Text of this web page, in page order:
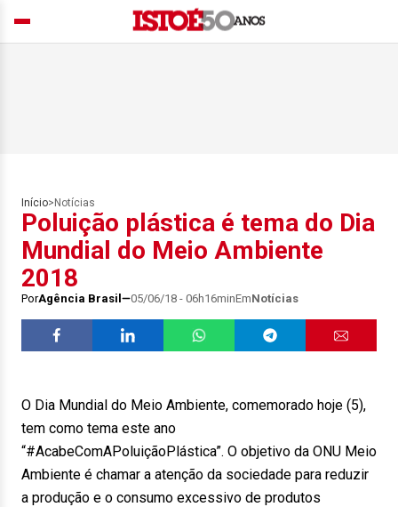
Início> Notícias
Poluição plástica é tema do Dia
Mundial do Meio Ambiente
2018
PorAgência Brasil 05/06/18 - 06h16minEmNotícias
O Dia Mundial do Meio Ambiente, comemorado hoje (5),
tem como tema este ano
“#AcabeComAPoluiçãoPlástica”. O objetivo da ONU Meio
Ambiente é chamar a atenção da sociedade para reduzir
a produção e o consumo excessivo de produtos